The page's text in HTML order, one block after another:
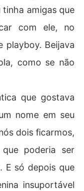
tinha amigas que
com ele, no
playboy. Beijava
como se não
que gostava
nome em seu
dois ficarmos,
poderia ser
E só depois que
insuportável